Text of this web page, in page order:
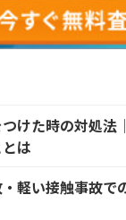
けた時の対処
は
軽い接触事故で